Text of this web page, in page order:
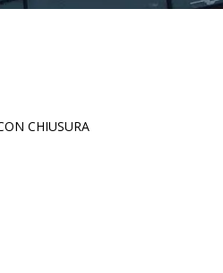
CHIUSURA